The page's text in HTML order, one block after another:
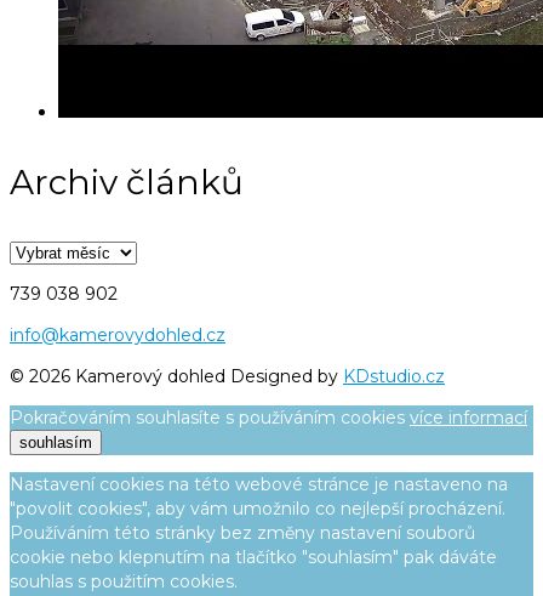
Archiv článků
Archiv
739 038 902
info@kamerovydohled.cz
© 2026 Kamerový dohled Designed by KDstudio.cz
Pokračováním souhlasíte s používáním cookies více informací
souhlasím
Nastavení cookies na této webové stránce je nastaveno na
"povolit cookies", aby vám umožnilo co nejlepší procházení.
Používáním této stránky bez změny nastavení souborů
cookie nebo klepnutím na tlačítko "souhlasím" pak dáváte
souhlas s použitím cookies.